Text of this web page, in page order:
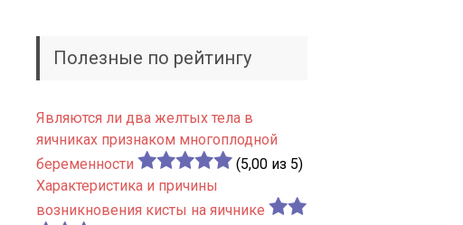
Полезные по рейтингу
Являются ли два желтых тела в
яичниках признаком многоплодной
беременности
(5,00 из 5)
Характеристика и причины
возникновения кисты на яичнике